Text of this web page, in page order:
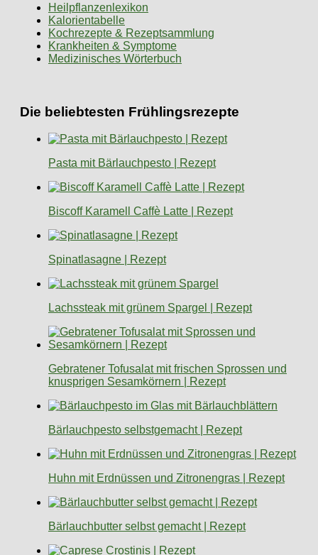
Heilpflanzenlexikon
Kalorientabelle
Kochrezepte & Rezeptsammlung
Krankheiten & Symptome
Medizinisches Wörterbuch
Die beliebtesten Frühlingsrezepte
Pasta mit Bärlauchpesto | Rezept
Biscoff Karamell Caffè Latte | Rezept
Spinatlasagne | Rezept
Lachssteak mit grünem Spargel | Rezept
Gebratener Tofusalat mit frischen Sprossen und
knusprigen Sesamkörnern | Rezept
Bärlauchpesto selbstgemacht | Rezept
Huhn mit Erdnüssen und Zitronengras | Rezept
Bärlauchbutter selbst gemacht | Rezept